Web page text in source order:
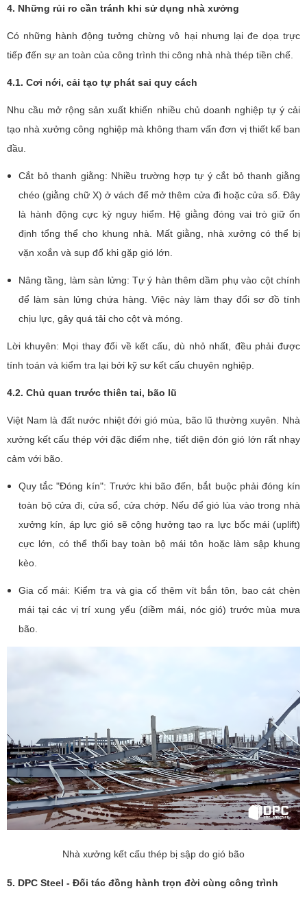
4. Những rủi ro cần tránh khi sử dụng nhà xưởng
Có những hành động tưởng chừng vô hại nhưng lại đe dọa trực
tiếp đến sự an toàn của công trình thi công nhà nhà thép tiền chế.
4.1. Cơi nới, cải tạo tự phát sai quy cách
Nhu cầu mở rộng sản xuất khiến nhiều chủ doanh nghiệp tự ý cải
tạo nhà xưởng công nghiệp mà không tham vấn đơn vị thiết kế ban
đầu.
Cắt bỏ thanh giằng: Nhiều trường hợp tự ý cắt bỏ thanh giằng
chéo (giằng chữ X) ở vách để mở thêm cửa đi hoặc cửa sổ. Đây
là hành động cực kỳ nguy hiểm. Hệ giằng đóng vai trò giữ ổn
định tổng thể cho khung nhà. Mất giằng, nhà xưởng có thể bị
vặn xoắn và sụp đổ khi gặp gió lớn.
Nâng tầng, làm sàn lửng: Tự ý hàn thêm dầm phụ vào cột chính
để làm sàn lửng chứa hàng. Việc này làm thay đổi sơ đồ tính
chịu lực, gây quá tải cho cột và móng.
Lời khuyên: Mọi thay đổi về kết cấu, dù nhỏ nhất, đều phải được
tính toán và kiểm tra lại bởi kỹ sư kết cấu chuyên nghiệp.
4.2. Chủ quan trước thiên tai, bão lũ
Việt Nam là đất nước nhiệt đới gió mùa, bão lũ thường xuyên. Nhà
xưởng kết cấu thép với đặc điểm nhẹ, tiết diện đón gió lớn rất nhạy
cảm với bão.
Quy tắc "Đóng kín": Trước khi bão đến, bắt buộc phải đóng kín
toàn bộ cửa đi, cửa sổ, cửa chớp. Nếu để gió lùa vào trong nhà
xưởng kín, áp lực gió sẽ cộng hưởng tạo ra lực bốc mái (uplift)
cực lớn, có thể thổi bay toàn bộ mái tôn hoặc làm sập khung
kèo.
Gia cố mái: Kiểm tra và gia cố thêm vít bắn tôn, bao cát chèn
mái tại các vị trí xung yếu (diềm mái, nóc gió) trước mùa mưa
bão.
Nhà xưởng kết cấu thép bị sập do gió bão
5. DPC Steel - Đối tác đồng hành trọn đời cùng công trình